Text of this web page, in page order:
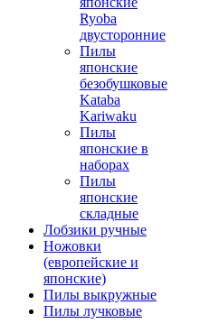
Ryoba
двусторонние
Пилы
японские
безобушковые
Kataba
Kariwaku
Пилы
японские в
наборах
Пилы
японские
складные
Лобзики ручные
Ножовки
(европейские и
японские)
Пилы выкружные
Пилы лучковые